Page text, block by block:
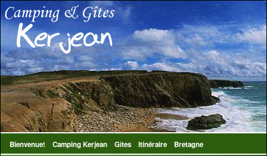
Bienvenue! Camping Kerjean Gîtes Itinéraire Bretagne